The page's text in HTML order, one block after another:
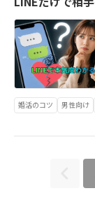
婚活のコツ 男性向け